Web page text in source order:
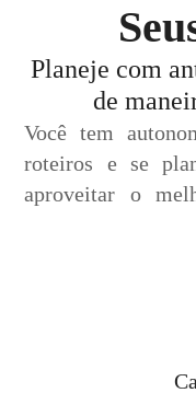
Planeje com
de
Você tem
roteiros e se
aproveitar o
oferecer. Tudo